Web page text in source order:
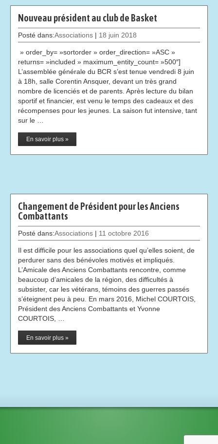
Nouveau président au club de Basket
Posté dans:Associations | 18 juin 2018
» order_by= »sortorder » order_direction= »ASC »
returns= »included » maximum_entity_count= »500″]
L’assemblée générale du BCR s’est tenue vendredi 8 juin
à 18h, salle Corentin Ansquer, devant un très grand
nombre de licenciés et de parents. Après lecture du bilan
sportif et financier, est venu le temps des cadeaux et des
récompenses pour les jeunes. La saison fut intensive, tant
sur le …
En savoir plus »
Changement de Président pour les Anciens
Combattants
Posté dans:Associations | 11 octobre 2016
Il est difficile pour les associations quel qu’elles soient, de
perdurer sans des bénévoles motivés et impliqués.
L’Amicale des Anciens Combattants rencontre, comme
beaucoup d’amicales de la région, des difficultés à
subsister, car les vétérans, témoins des guerres passés
s’éteignent peu à peu. En mars 2016, Michel COURTOIS,
Président des Anciens Combattants et Yvonne
COURTOIS, …
En savoir plus »